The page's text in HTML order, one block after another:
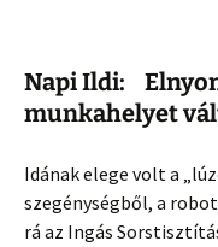
Napi Ildi:
munkahelyet
Idának elege volt a
szegénységből, a
rá az Ingás